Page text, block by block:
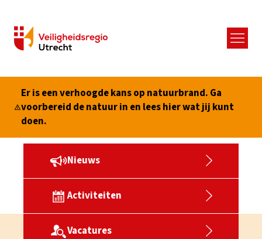
Menu
Er is een verhoogde kans op natuurbrand. Ga
voorbereid de natuur in en lees hier wat jij kunt
doen.
Nieuws
Activiteiten
Vacatures